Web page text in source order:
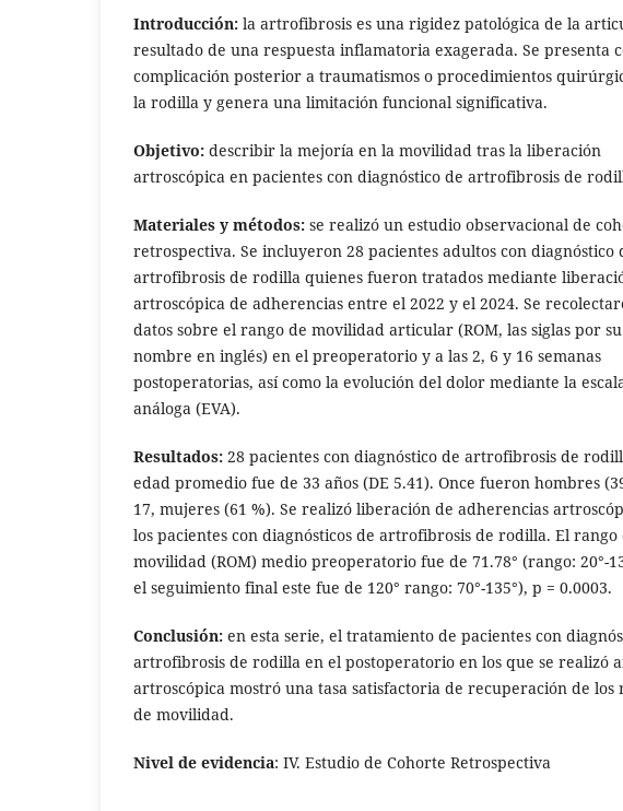
Introducción: la artrofibrosis es una rigidez patológica de la
resultado de una respuesta inflamatoria exagerada. Se presenta
complicación posterior a traumatismos o procedimientos
la rodilla y genera una limitación funcional significativa.
Objetivo: describir la mejoría en la movilidad tras la liberación
artroscópica en pacientes con diagnóstico de artrofibrosis de
Materiales y métodos: se realizó un estudio observacional de
retrospectiva. Se incluyeron 28 pacientes adultos con diagnóstico
artrofibrosis de rodilla quienes fueron tratados mediante
artroscópica de adherencias entre el 2022 y el 2024. Se
datos sobre el rango de movilidad articular (ROM, las siglas por su
nombre en inglés) en el preoperatorio y a las 2, 6 y 16 semanas
postoperatorias, así como la evolución del dolor mediante la
análoga (EVA).
Resultados: 28 pacientes con diagnóstico de artrofibrosis de
edad promedio fue de 33 años (DE 5.41). Once fueron hombres
17, mujeres (61 %). Se realizó liberación de adherencias
los pacientes con diagnósticos de artrofibrosis de rodilla. El rango
movilidad (ROM) medio preoperatorio fue de 71.78° (rango: 20°-
el seguimiento final este fue de 120° rango: 70°-135°), p = 0.0003.
Conclusión: en esta serie, el tratamiento de pacientes con
artrofibrosis de rodilla en el postoperatorio en los que se realizó
artroscópica mostró una tasa satisfactoria de recuperación de los
de movilidad.
Nivel de evidencia: IV. Estudio de Cohorte Retrospectiva